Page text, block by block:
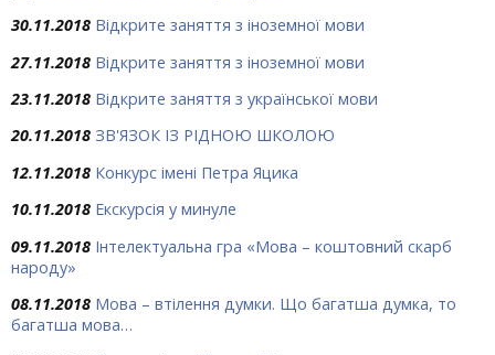
30.11.2018 Відкрите заняття з іноземної мови
27.11.2018 Відкрите заняття з іноземної мови
23.11.2018 Відкрите заняття з української мови
20.11.2018 ЗВ'ЯЗОК ІЗ РІДНОЮ ШКОЛОЮ
12.11.2018 Конкурс імені Петра Яцика
10.11.2018 Екскурсія у минуле
09.11.2018 Інтелектуальна гра «Мова – коштовний скарб
народу»
08.11.2018 Мова – втілення думки. Що багатша думка, то
багатша мова…